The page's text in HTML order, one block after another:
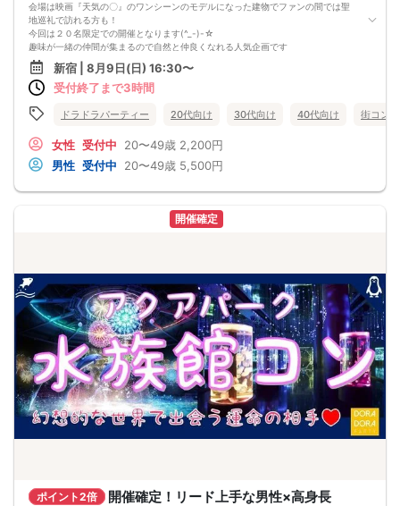
会場は映画『天気の〇』のワンシーンのモデルになった建物でファンの間では聖
地巡礼で訪れる方も！
今回は２０名限定での開催となります(^_-)-☆
趣味が一緒の仲間が集まるので自然と仲良くなれる人気企画です
アットホームな感じで距離が縮めやすく他イベントより仲良くなりやすいと評判
です＾＾
ワンフロア貸し切りなのにお部屋代は頂きません！！
飲み物は300円～御座います＜m(__)m＞
お店です！
着席スタイルでゆっくりと楽しみましょう(^_-)-☆
※お客様都合でのキャンセル等が御座いますので人数や比率の保証はしておりませ
当日の受付：ベロベロBAR
※予約後のキャンセルはキャンセル料金が発生致しますのでご注意ください
【アクセス】
新宿駅東口から出て歌舞伎町の【ドンキホーテ】と【東京カラオケ本舗】の間の
道を直進すると【TOHO CINEMAS東宝ビル（ゴジラホテル）】に着きます。
そこから右に曲がり少し歩いてカラオケ館の前ですぐに左に曲がります。直進す
るとホテルListoに着きます。
ホテルListoとすぐ右にあるアパホテルの間の道を歩いて最初の十字路を右に曲が
り、２件目の右手にある看板がたくさん並んでるビルの3階になります。
【キャンセルについて】
ご予約以降のキャンセルはキャンセル料を頂戴いたします。
ご予約後は理由の有無に関わらずキャンセル時キャンセル料がかかります。
ーーーーーーーーーーーーーーーーーーーーーーーー
【女性の方】予約後～イベント当日一律１５００円(タイムセール予約・先着予約
ー前日20:00以降は、100％のキャンセル料を頂戴致します(タイムセール予約・先
着予約含む)
新宿 | 8月9日(日) 16:30〜
受付終了まで3時間
ドラドラパーティー 20代向け 30代向け 40代向け 街コン
女性 受付中 20〜49歳 2,200円
男性 受付中 20〜49歳 5,500円
開催確定
ポイント2倍 開催確定！リード上手な男性×高身長